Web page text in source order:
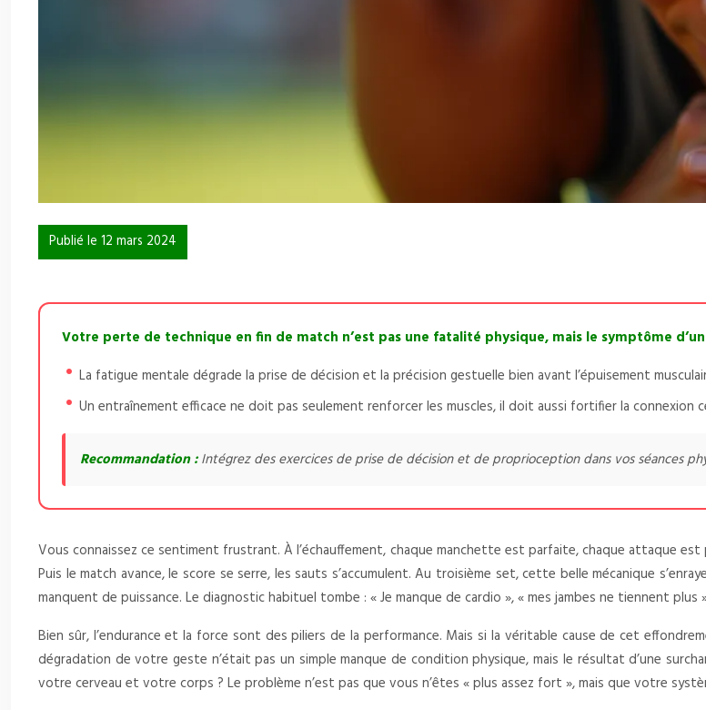
Publié le 12 mars 2024
Votre perte de technique en fin de match n’est pas une fatalité physique, mais le symptôme
La fatigue mentale dégrade la prise de décision et la précision gestuelle bien avant l’épuisement
Un entraînement efficace ne doit pas seulement renforcer les muscles, il doit aussi fortifier la
Recommandation :Intégrez des exercices de prise de décision et de proprioception dans vos séances
Vous connaissez ce sentiment frustrant. À l’échauffement, chaque manchette est parfaite, chaque attaque
Puis le match avance, le score se serre, les sauts s’accumulent. Au troisième set, cette belle mécanique
manquent de puissance. Le diagnostic habituel tombe : « Je manque de cardio », « mes jambes ne tiennent
Bien sûr, l’endurance et la force sont des piliers de la performance. Mais si la véritable cause de cet
dégradation de votre geste n’était pas un simple manque de condition physique, mais le résultat d’une
votre cerveau et votre corps ? Le problème n’est pas que vous n’êtes « plus assez fort », mais que votre